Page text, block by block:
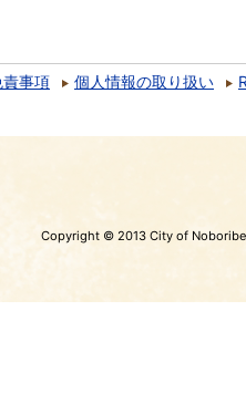
責事項 個人情報の取り扱い
Copyright © 2013 City of